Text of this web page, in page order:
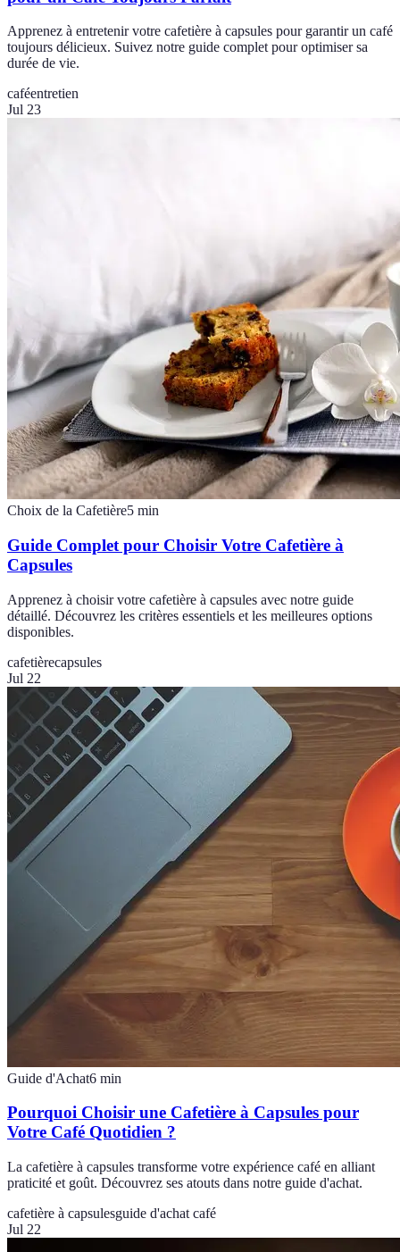
Apprenez à entretenir votre cafetière à capsules pour garantir un café
toujours délicieux. Suivez notre guide complet pour optimiser sa
durée de vie.
caféentretien
Jul 23
Choix de la Cafetière5 min
Guide Complet pour Choisir Votre Cafetière à
Capsules
Apprenez à choisir votre cafetière à capsules avec notre guide
détaillé. Découvrez les critères essentiels et les meilleures options
disponibles.
cafetièrecapsules
Jul 22
Guide d'Achat6 min
Pourquoi Choisir une Cafetière à Capsules pour
Votre Café Quotidien ?
La cafetière à capsules transforme votre expérience café en alliant
praticité et goût. Découvrez ses atouts dans notre guide d'achat.
cafetière à capsulesguide d'achat café
Jul 22